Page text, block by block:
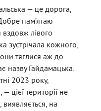
— це дорога,
пам’ятаю
вздовж лівого
зустрічала кожного,
тяглися аж до
назву Гайдамацька.
2023 року,
цієї території не
на